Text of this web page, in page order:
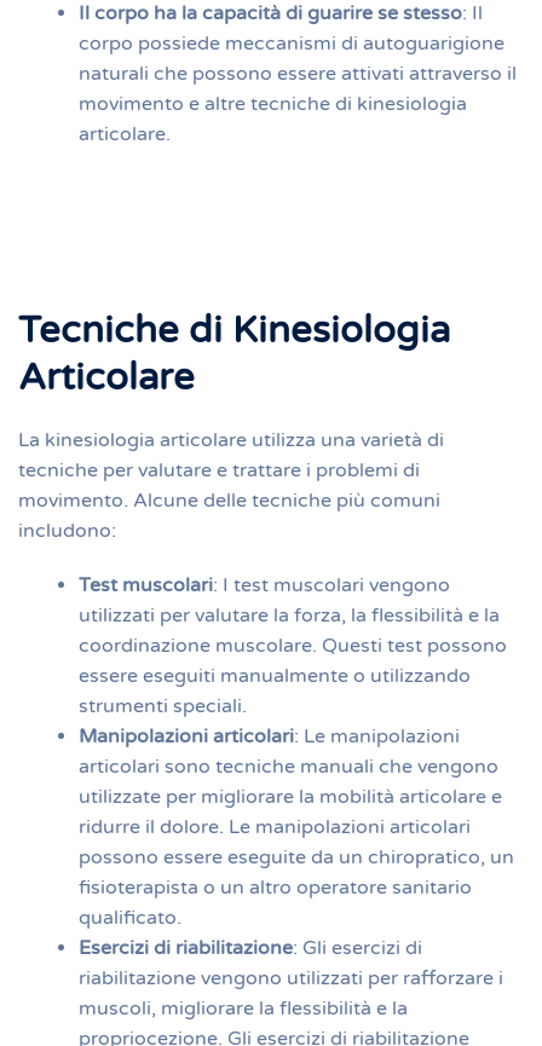
Il corpo ha la capacità di guarire se stesso: Il
corpo possiede meccanismi di autoguarigione
naturali che possono essere attivati ​​attraverso il
movimento e altre tecniche di kinesiologia
articolare.
Tecniche di Kinesiologia
Articolare
La kinesiologia articolare utilizza una varietà di
tecniche per valutare e trattare i problemi di
movimento. Alcune delle tecniche più comuni
includono:
Test muscolari: I test muscolari vengono
utilizzati per valutare la forza, la flessibilità e la
coordinazione muscolare. Questi test possono
essere eseguiti manualmente o utilizzando
strumenti speciali.
Manipolazioni articolari: Le manipolazioni
articolari sono tecniche manuali che vengono
utilizzate per migliorare la mobilità articolare e
ridurre il dolore. Le manipolazioni articolari
possono essere eseguite da un chiropratico, un
fisioterapista o un altro operatore sanitario
qualificato.
Esercizi di riabilitazione: Gli esercizi di
riabilitazione vengono utilizzati per rafforzare i
muscoli, migliorare la flessibilità e la
propriocezione. Gli esercizi di riabilitazione